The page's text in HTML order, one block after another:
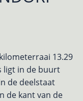
13.29
ligt in de buurt
de deelstaat
de kant van de